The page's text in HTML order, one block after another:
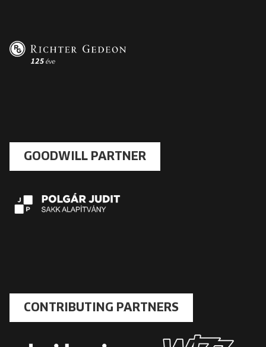
GOODWILL PARTNER
CONTRIBUTING PARTNERS